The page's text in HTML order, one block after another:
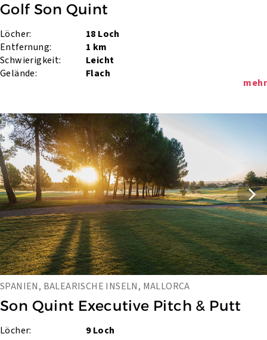
Golf Son Quint
Löcher:
18 Loch
Entfernung:
1 km
Schwierigkeit:
Leicht
Gelände:
Flach
mehr
SPANIEN, BALEARISCHE INSELN, MALLORCA
Son Quint Executive Pitch & Putt
Löcher:
9 Loch